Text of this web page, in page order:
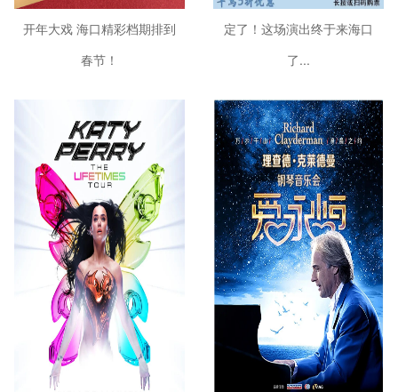
开年大戏 海口精彩档期排到
春节！
定了！这场演出终于来海口
了...